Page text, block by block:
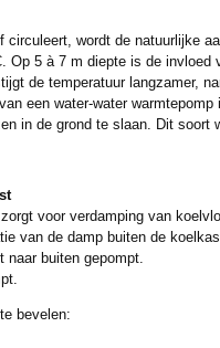
wordt de natuurlijke
5 à 7 m diepte is de
de temperatuur langzamer,
een water-water
in de grond te slaan. Dit soort
voor verdamping van
van de damp buiten de
buiten gepompt.
bevelen: